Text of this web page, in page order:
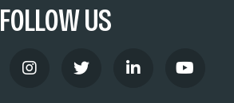
FOLLOW US